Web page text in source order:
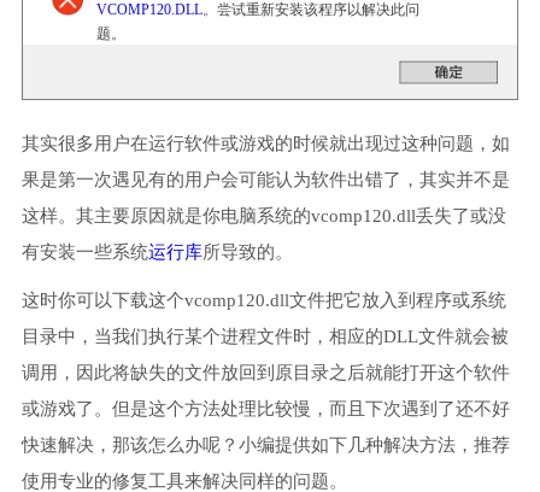
VCOMP120.DLL。尝试重新安装该程序以解决此问
题。
其实很多用户在运行软件或游戏的时候就出现过这种问题，如
果是第一次遇见有的用户会可能认为软件出错了，其实并不是
这样。其主要原因就是你电脑系统的vcomp120.dll丢失了或没
有安装一些系统运行库所导致的。
这时你可以下载这个vcomp120.dll文件把它放入到程序或系统
目录中，当我们执行某个进程文件时，相应的DLL文件就会被
调用，因此将缺失的文件放回到原目录之后就能打开这个软件
或游戏了。但是这个方法处理比较慢，而且下次遇到了还不好
快速解决，那该怎么办呢？小编提供如下几种解决方法，推荐
使用专业的修复工具来解决同样的问题。